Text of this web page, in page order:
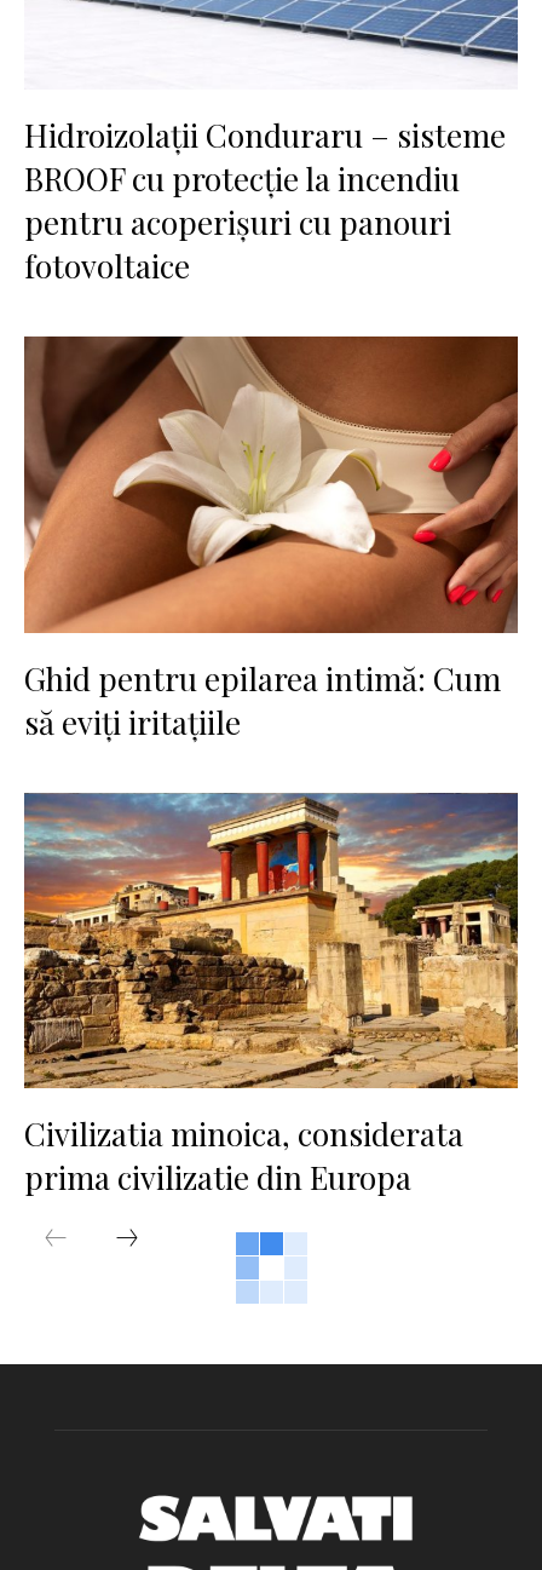
Hidroizolații Conduraru – sisteme
BROOF cu protecție la incendiu
pentru acoperișuri cu panouri
fotovoltaice
Ghid pentru epilarea intimă: Cum
să eviți iritațiile
Civilizatia minoica, considerata
prima civilizatie din Europa